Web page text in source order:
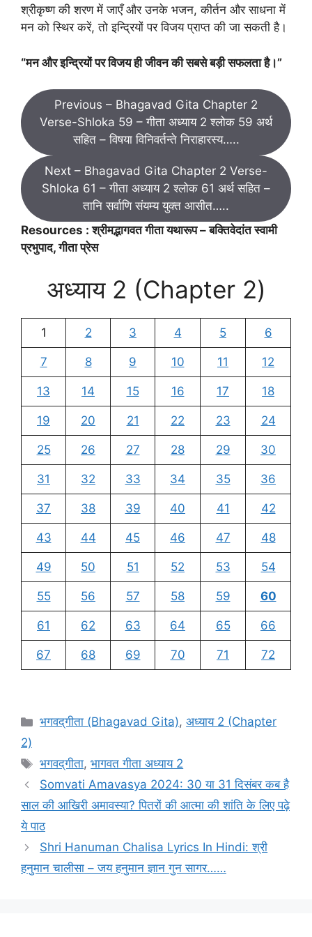
श्रीकृष्ण की शरण में जाएँ और उनके भजन, कीर्तन और साधना में
मन को स्थिर करें, तो इन्द्रियों पर विजय प्राप्त की जा सकती है।
“मन और इन्द्रियों पर विजय ही जीवन की सबसे बड़ी सफलता है।”
Previous – Bhagavad Gita Chapter 2
Verse-Shloka 59 – गीता अध्याय 2 श्लोक 59 अर्थ
सहित – विषया विनिवर्तन्ते निराहारस्य…..
Next – Bhagavad Gita Chapter 2 Verse-
Shloka 61 – गीता अध्याय 2 श्लोक 61 अर्थ सहित –
तानि सर्वाणि संयम्य युक्त आसीत…..
Resources : श्रीमद्भागवत गीता यथारूप – बक्तिवेदांत स्वामी
प्रभुपाद, गीता प्रेस
अध्याय 2 (Chapter 2)
1 2 3 4 5 6
7 8 9 10 11 12
13 14 15 16 17 18
19 20 21 22 23 24
25 26 27 28 29 30
31 32 33 34 35 36
37 38 39 40 41 42
43 44 45 46 47 48
49 50 51 52 53 54
55 56 57 58 59 60
61 62 63 64 65 66
67 68 69 70 71 72
C
e
g
o
r
i
s
भगवद्‌गीता (Bhagavad Gita),अध्याय 2 (Chapter
2)
T
a
s
भगवद्‌गीता,भागवत गीता अध्याय 2
Somvati Amavasya 2024: 30 या 31 दिसंबर कब है
साल की आखिरी अमावस्या? पितरों की आत्मा की शांति के लिए पढ़े
ये पाठ
Shri Hanuman Chalisa Lyrics In Hindi: श्री
हनुमान चालीसा – जय हनुमान ज्ञान गुन सागर……